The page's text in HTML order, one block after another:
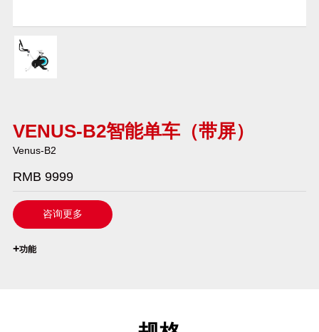
VENUS-B2智能单车（带屏）
Venus-B2
RMB 9999
咨询更多
`
+功能